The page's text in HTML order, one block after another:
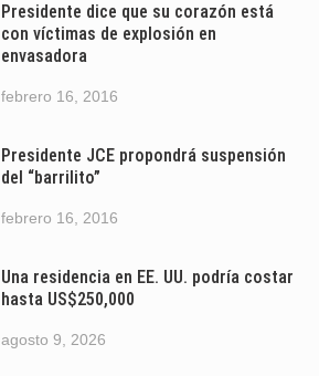
Presidente dice que su corazón está
con víctimas de explosión en
envasadora
febrero 16, 2016
Presidente JCE propondrá suspensión
del “barrilito”
febrero 16, 2016
Una residencia en EE. UU. podría costar
hasta US$250,000
agosto 9, 2026